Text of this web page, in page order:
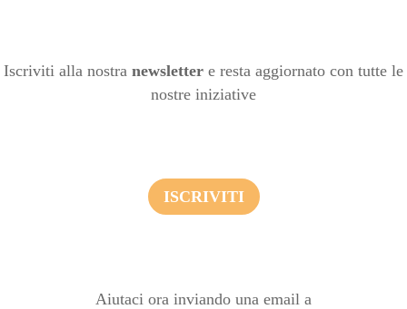
Iscriviti alla nostra newsletter e resta aggiornato con tutte le
nostre iniziative
ISCRIVITI
Aiutaci ora inviando una email a